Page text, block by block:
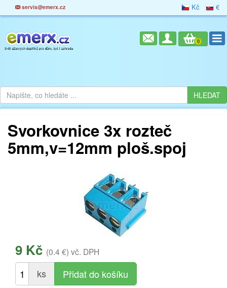
servis@emerx.cz Kč €
0
Svorkovnice 3x rozteč
5mm,v=12mm ploš.spoj
9 Kč (0.4 €) vč. DPH
ks